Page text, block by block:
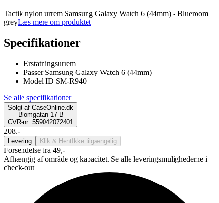
Tactik nylon urrem Samsung Galaxy Watch 6 (44mm) - Blueroom
greyLæs mere om produktet
Specifikationer
Erstatningsurrem
Passer Samsung Galaxy Watch 6 (44mm)
Model ID SM-R940
Se alle specifikationer
Solgt af CaseOnline.dk
Blomgatan 17 B
CVR-nr: 559042072401
208.-
Levering Klik & Hent Ikke tilgængelig
Forsendelse fra 49,-
Afhængig af område og kapacitet. Se alle leveringsmulighederne i
check-out